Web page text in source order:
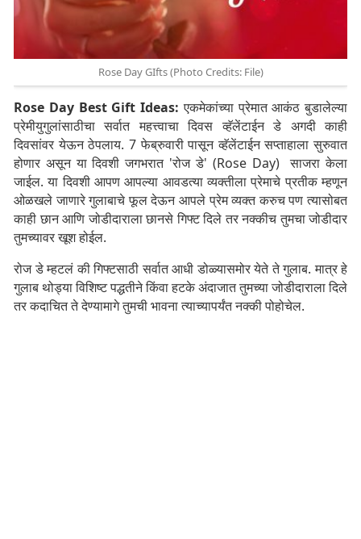
Rose Day GIfts (Photo Credits: File)
Rose Day Best Gift Ideas: एकमेकांच्या प्रेमात आकंठ बुडालेल्या
प्रेमीयुगुलांसाठीचा सर्वात महत्त्वाचा दिवस व्हॅलेंटाईन डे अगदी काही
दिवसांवर येऊन ठेपलाय. 7 फेब्रुवारी पासून व्हॅलेंटाईन सप्ताहाला सुरुवात
होणार असून या दिवशी जगभरात 'रोज डे' (Rose Day) साजरा केला
जाईल. या दिवशी आपण आपल्या आवडत्या व्यक्तीला प्रेमाचे प्रतीक म्हणून
ओळखले जाणारे गुलाबाचे फूल देऊन आपले प्रेम व्यक्त करुच पण त्यासोबत
काही छान आणि जोडीदाराला छानसे गिफ्ट दिले तर नक्कीच तुमचा जोडीदार
तुमच्यावर खूश होईल.
रोज डे म्हटलं की गिफ्टसाठी सर्वात आधी डोळ्यासमोर येते ते गुलाब. मात्र हे
गुलाब थोड्या विशिष्ट पद्धतीने किंवा हटके अंदाजात तुमच्या जोडीदाराला दिले
तर कदाचित ते देण्यामागे तुमची भावना त्याच्यापर्यंत नक्की पोहोचेल.